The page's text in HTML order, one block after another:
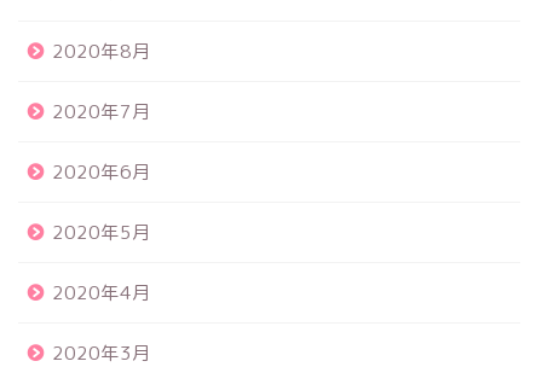
2020年8月
2020年7月
2020年6月
2020年5月
2020年4月
2020年3月